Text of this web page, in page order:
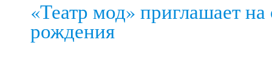
«Театр мод» приглашает на
рождения